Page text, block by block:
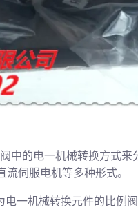
中的电一机械转换方式来
伺服电机等多种形式。
一机械转换元件的比例